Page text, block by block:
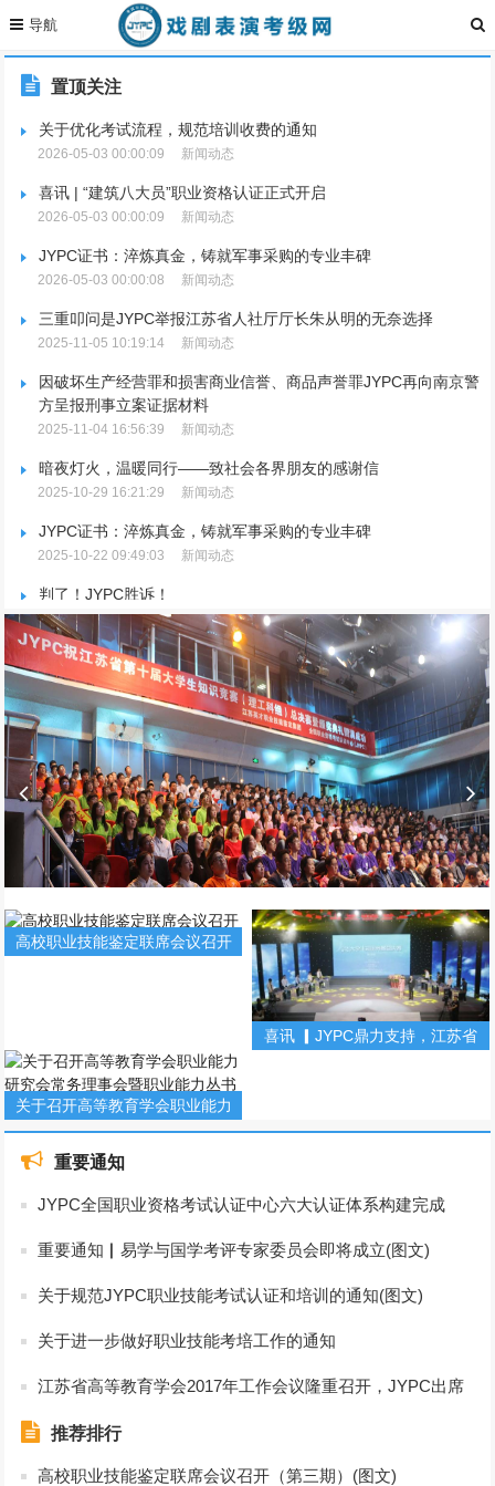
置顶关注
关于优化考试流程，规范培训收费的通知
2026-05-03 00:00:09 新闻动态
喜讯 | “建筑八大员”职业资格认证正式开启
2026-05-03 00:00:09 新闻动态
JYPC证书：淬炼真金，铸就军事采购的专业丰碑
2026-05-03 00:00:08 新闻动态
三重叩问是JYPC举报江苏省人社厅厅长朱从明的无奈选择
2025-11-05 10:19:14 新闻动态
因破坏生产经营罪和损害商业信誉、商品声誉罪JYPC再向南京警
方呈报刑事立案证据材料
2025-11-04 16:56:39 新闻动态
暗夜灯火，温暖同行——致社会各界朋友的感谢信
2025-10-29 16:21:29 新闻动态
JYPC证书：淬炼真金，铸就军事采购的专业丰碑
2025-10-22 09:49:03 新闻动态
判了！JYPC胜诉！
2025-06-06 17:32:40 新闻动态
JYPC数字化职业认证宣讲会在苏州隆重举行
2025-04-02 13:54:52 新闻动态
DeepSeek是如何回击JYPC证书被污名化的？
2025-03-21 16:42:50 新闻动态
高校职业技能鉴定联席会议召开
喜讯 ▎JYPC鼎力支持，江苏省
关于召开高等教育学会职业能力
研究会常务理事会暨职业能力丛
书主编会的通知
重要通知
JYPC全国职业资格考试认证中心六大认证体系构建完成
重要通知▏易学与国学考评专家委员会即将成立(图文)
关于规范JYPC职业技能考试认证和培训的通知(图文)
关于进一步做好职业技能考培工作的通知
江苏省高等教育学会2017年工作会议隆重召开，JYPC出席
(图文)
推荐排行
高校职业技能鉴定联席会议召开（第三期）(图文)